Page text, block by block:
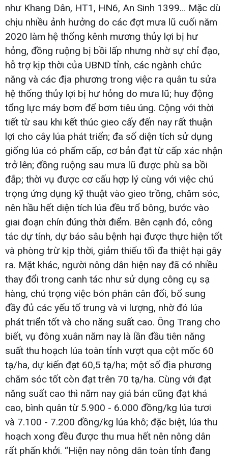
như Khang Dân, HT1, HN6, An Sinh 1399… Mặc dù
chịu nhiều ảnh hưởng do các đợt mưa lũ cuối năm
2020 làm hệ thống kênh mương thủy lợi bị hư
hỏng, đồng ruộng bị bồi lấp nhưng nhờ sự chỉ đạo,
hỗ trợ kịp thời của UBND tỉnh, các ngành chức
năng và các địa phương trong việc ra quân tu sửa
hệ thống thủy lợi bị hư hỏng do mưa lũ; huy động
tổng lực máy bơm để bơm tiêu úng. Cộng với thời
tiết từ sau khi kết thúc gieo cấy đến nay rất thuận
lợi cho cây lúa phát triển; đa số diện tích sử dụng
giống lúa có phẩm cấp, cơ bản đạt từ cấp xác nhận
trở lên; đồng ruộng sau mưa lũ được phù sa bồi
đắp; thời vụ được cơ cấu hợp lý cùng với việc chú
trọng ứng dụng kỹ thuật vào gieo trồng, chăm sóc,
nên hầu hết diện tích lúa đều trổ bông, bước vào
giai đoạn chín đúng thời điểm. Bên cạnh đó, công
tác dự tính, dự báo sâu bệnh hại được thực hiện tốt
và phòng trừ kịp thời, giảm thiểu tối đa thiệt hại gây
ra. Mặt khác, người nông dân hiện nay đã có nhiều
thay đổi trong canh tác như sử dụng công cụ sạ
hàng, chú trọng việc bón phân cân đối, bổ sung
đầy đủ các yếu tố trung và vi lượng, nhờ đó lúa
phát triển tốt và cho năng suất cao. Ông Trang cho
biết, vụ đông xuân năm nay là lần đầu tiên năng
suất thu hoạch lúa toàn tỉnh vượt qua cột mốc 60
tạ/ha, dự kiến đạt 60,5 tạ/ha; một số địa phương
chăm sóc tốt còn đạt trên 70 tạ/ha. Cùng với đạt
năng suất cao thì năm nay giá bán cũng đạt khá
cao, bình quân từ 5.900 - 6.000 đồng/kg lúa tươi
và 7.100 - 7.200 đồng/kg lúa khô; đặc biệt, lúa thu
hoạch xong đều được thu mua hết nên nông dân
rất phấn khởi. “Hiện nay nông dân toàn tỉnh đang